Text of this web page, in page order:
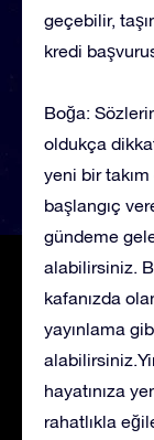
geçebilir,
kredi
Boğa:
oldukça
yeni bir takım
başlangıç
gündeme
alabilirsiniz.
kafanızda
yayınlama
hayatınıza
rahatlıkla